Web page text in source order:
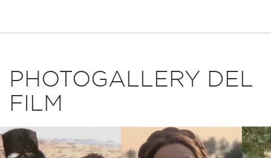
PHOTOGALLERY DEL
FILM